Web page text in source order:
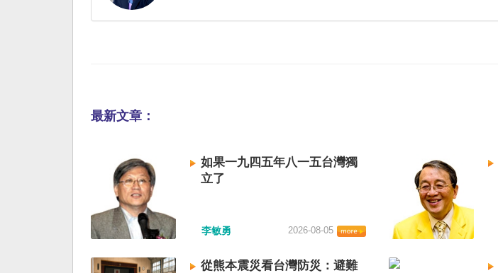
最新文章：
如果一九四五年八一五台灣獨
立了
李敏勇 2026-08-05
從熊本震災看台灣防災：避難